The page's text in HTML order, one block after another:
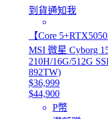
到貨通知我
【Core
MSI 微星 Cyborg
210H/16G/512G
892TW)
$36,999
$44,900
P幣